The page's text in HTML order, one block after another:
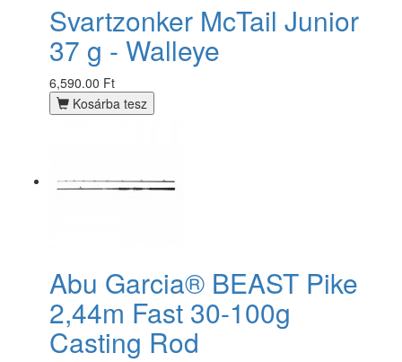
Svartzonker McTail Junior
37 g - Walleye
6,590.00 Ft
Kosárba tesz
Abu Garcia® BEAST Pike
2,44m Fast 30-100g
Casting Rod